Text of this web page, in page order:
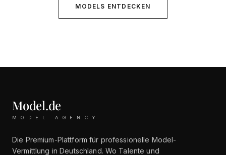
MODELS ENTDECKEN
Model.de
MODEL AGENCY
Die Premium-Plattform für professionelle Model-
Vermittlung in Deutschland. Wo Talente und